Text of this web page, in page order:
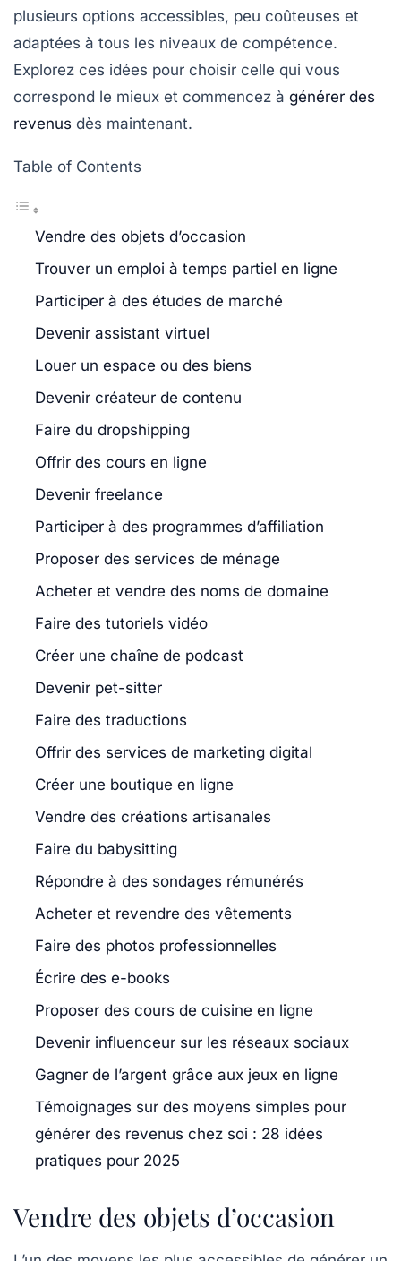
plusieurs options accessibles, peu coûteuses et
adaptées à tous les niveaux de compétence.
Explorez ces idées pour choisir celle qui vous
correspond le mieux et commencez à générer des
revenus dès maintenant.
Table of Contents
Vendre des objets d’occasion
Trouver un emploi à temps partiel en ligne
Participer à des études de marché
Devenir assistant virtuel
Louer un espace ou des biens
Devenir créateur de contenu
Faire du dropshipping
Offrir des cours en ligne
Devenir freelance
Participer à des programmes d’affiliation
Proposer des services de ménage
Acheter et vendre des noms de domaine
Faire des tutoriels vidéo
Créer une chaîne de podcast
Devenir pet-sitter
Faire des traductions
Offrir des services de marketing digital
Créer une boutique en ligne
Vendre des créations artisanales
Faire du babysitting
Répondre à des sondages rémunérés
Acheter et revendre des vêtements
Faire des photos professionnelles
Écrire des e-books
Proposer des cours de cuisine en ligne
Devenir influenceur sur les réseaux sociaux
Gagner de l’argent grâce aux jeux en ligne
Témoignages sur des moyens simples pour
générer des revenus chez soi : 28 idées
pratiques pour 2025
Vendre des objets d’occasion